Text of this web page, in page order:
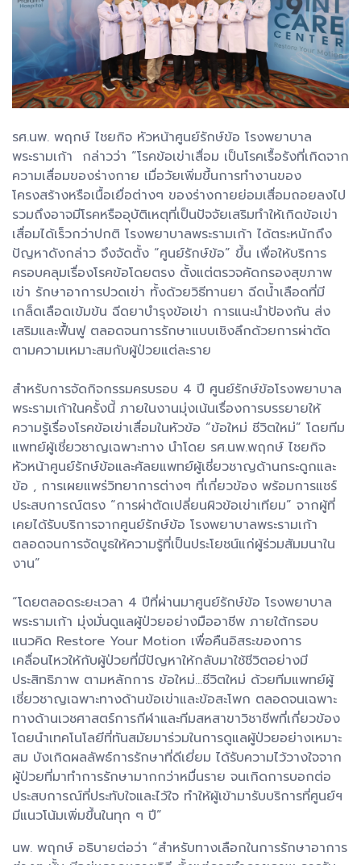
รศ.นพ. พฤกษ์ ไชยกิจ หัวหน้าศูนย์รักษ์ข้อ โรงพยาบาล
พระรามเก้า กล่าวว่า “โรคข้อเข่าเสื่อม เป็นโรคเรื้อรังที่เกิดจาก
ความเสื่อมของร่างกาย เมื่อวัยเพิ่มขึ้นการทำงานของ
โครงสร้างหรือเนื้อเยื่อต่างๆ ของร่างกายย่อมเสื่อมถอยลงไป
รวมถึงอาจมีโรคหรืออุบัติเหตุที่เป็นปัจจัยเสริมทำให้เกิดข้อเข่า
เสื่อมได้เร็วกว่าปกติ โรงพยาบาลพระรามเก้า ได้ตระหนักถึง
ปัญหาดังกล่าว จึงจัดตั้ง “ศูนย์รักษ์ข้อ” ขึ้น เพื่อให้บริการ
ครอบคลุมเรื่องโรคข้อโดยตรง ตั้งแต่ตรวจคัดกรองสุขภาพ
เข่า รักษาอาการปวดเข่า ทั้งด้วยวิธีทานยา ฉีดน้ำเลือดที่มี
เกล็ดเลือดเข้มข้น ฉีดยาบำรุงข้อเข่า การแนะนำป้องกัน ส่ง
เสริมและฟื้นฟู ตลอดจนการรักษาแบบเชิงลึกด้วยการผ่าตัด
ตามความเหมาะสมกับผู้ป่วยแต่ละราย
สำหรับการจัดกิจกรรมครบรอบ 4 ปี ศูนย์รักษ์ข้อโรงพยาบาล
พระรามเก้าในครั้งนี้ ภายในงานมุ่งเน้นเรื่องการบรรยายให้
ความรู้เรื่องโรคข้อเข่าเสื่อมในหัวข้อ “ข้อใหม่ ชีวิตใหม่” โดยทีม
แพทย์ผู้เชี่ยวชาญเฉพาะทาง นำโดย รศ.นพ.พฤกษ์ ไชยกิจ
หัวหน้าศูนย์รักษ์ข้อและศัลยแพทย์ผู้เชี่ยวชาญด้านกระดูกและ
ข้อ , การเผยแพร่วิทยาการต่างๆ ที่เกี่ยวข้อง พร้อมการแชร์
ประสบการณ์ตรง “การผ่าตัดเปลี่ยนผิวข้อเข่าเทียม” จากผู้ที่
เคยได้รับบริการจากศูนย์รักษ์ข้อ โรงพยาบาลพระรามเก้า
ตลอดจนการจัดบูธให้ความรู้ที่เป็นประโยชน์แก่ผู้ร่วมสัมมนาใน
งาน”
“โดยตลอดระยะเวลา 4 ปีที่ผ่านมาศูนย์รักษ์ข้อ โรงพยาบาล
พระรามเก้า มุ่งมั่นดูแลผู้ป่วยอย่างมืออาชีพ ภายใต้กรอบ
แนวคิด Restore Your Motion เพื่อคืนอิสระของการ
เคลื่อนไหวให้กับผู้ป่วยที่มีปัญหาให้กลับมาใช้ชีวิตอย่างมี
ประสิทธิภาพ ตามหลักการ ข้อใหม่...ชีวิตใหม่ ด้วยทีมแพทย์ผู้
เชี่ยวชาญเฉพาะทางด้านข้อเข่าและข้อสะโพก ตลอดจนเฉพาะ
ทางด้านเวชศาสตร์การกีฬาและทีมสหสาขาวิชาชีพที่เกี่ยวข้อง
โดยนำเทคโนโลยีที่ทันสมัยมาร่วมในการดูแลผู้ป่วยอย่างเหมาะ
สม บังเกิดผลลัพธ์การรักษาที่ดีเยี่ยม ได้รับความไว้วางใจจาก
ผู้ป่วยที่มาทำการรักษามากกว่าหมื่นราย จนเกิดการบอกต่อ
ประสบการณ์ที่ประทับใจและไว้ใจ ทำให้ผู้เข้ามารับบริการที่ศูนย์ฯ
มีแนวโน้มเพิ่มขึ้นในทุก ๆ ปี”
นพ. พฤกษ์ อธิบายต่อว่า “สำหรับทางเลือกในการรักษาอาการ